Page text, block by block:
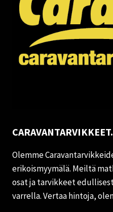
Olemme
erikoismyymälä. Meiltä
osat ja tarvikkeet
varrella. Vertaa hintoja,